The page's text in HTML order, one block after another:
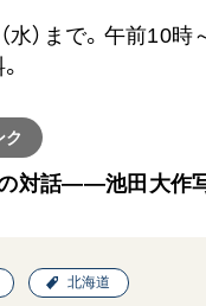
池田大作先生
各部長の紹介
］
堂
ア
ト
水）まで。午前10時
ク
の対話――池田大作
北海道